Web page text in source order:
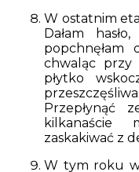
W ostatnim
Dałam
popchnęłam
chwaląc przy
płytko
Przepłynąć
kilkanaście
zaskakiwać z
W tym roku w